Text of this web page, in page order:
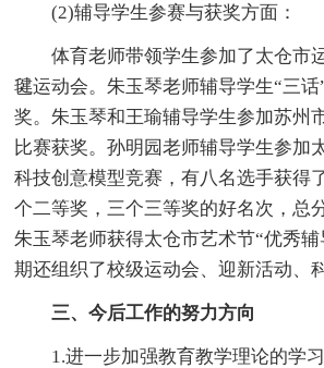
(2)辅导学生参赛与获奖方面：
体育老师带领学生参加了太仓市
毽运动会。朱玉琴老师辅导学生“三
奖。朱玉琴和王瑜辅导学生参加苏州
比赛获奖。孙明园老师辅导学生参加
科技创意模型竞赛，有八名选手获得
个二等奖，三个三等奖的好名次，总
朱玉琴老师获得太仓市艺术节“优秀
期还组织了校级运动会、迎新活动、
三、今后工作的努力方向
1.进一步加强教育教学理论的学习